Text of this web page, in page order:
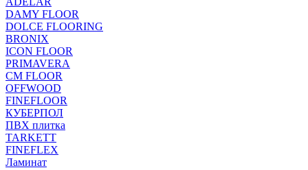
DAMY FLOOR
DOLCE FLOORING
BRONIX
ICON FLOOR
PRIMAVERA
CM FLOOR
OFFWOOD
FINEFLOOR
КУБЕРПОЛ
ПВХ плитка
TARKETT
FINEFLEX
Ламинат